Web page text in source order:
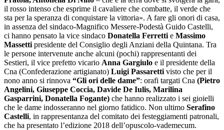
il rosso intenso che esprime il cavaliere che combatte, il verde che
sta per la speranza di conquistare la vittoria». A fare gli onori di casa,
in assenza del sindaco-Magnifico Messere-Podestà Guido Castelli,
ci hanno pensato la vice sindaco Donatella Ferretti e Massimo
Massetti presidente del Consiglio degli Anziani della Quintana. Tra
le persone intervenute anche alcuni (pochi) rappresentanti dei
Sestieri, il vice prefetto vicario Anna Gargiulo e il presidente della
Cna (Confederazione artigianato) Luigi Passaretti visto che per il
nono anno si rinnova “Gli ori delle dame”: orafi targati Cna (Pietro
Angelini, Giuseppe Coccia, Davide De Iulis, Marilina
Gasparrini, Donatella Fogante) che hanno realizzato i sei gioielli
che le dame indosseranno nel giorno fatidico. Non ultimo Serafino
Castelli, in rappresentanza del comitato dei festeggiamenti patronali,
che ha presentato l’edizione 2018 dell’opuscolo-vademecum.